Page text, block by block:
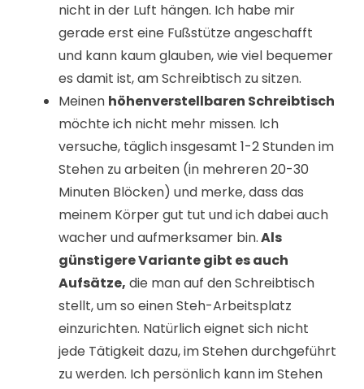
nicht in der Luft hängen. Ich habe mir
gerade erst eine Fußstütze angeschafft
und kann kaum glauben, wie viel bequemer
es damit ist, am Schreibtisch zu sitzen.
Meinen höhenverstellbaren Schreibtisch
möchte ich nicht mehr missen. Ich
versuche, täglich insgesamt 1-2 Stunden im
Stehen zu arbeiten (in mehreren 20-30
Minuten Blöcken) und merke, dass das
meinem Körper gut tut und ich dabei auch
wacher und aufmerksamer bin.Als
günstigere Variante gibt es auch
Aufsätze, die man auf den Schreibtisch
stellt, um so einen Steh-Arbeitsplatz
einzurichten. Natürlich eignet sich nicht
jede Tätigkeit dazu, im Stehen durchgeführt
zu werden. Ich persönlich kann im Stehen